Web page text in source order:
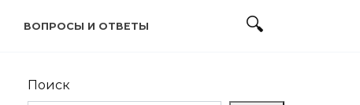
ВОПРОСЫ И ОТВЕТЫ
Поиск